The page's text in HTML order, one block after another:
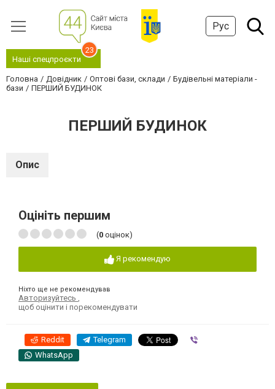
Рус
Наші спецпроєкти
23
Головна Довідник Оптові бази, склади
Будівельні матеріали -
бази
ПЕРШИЙ БУДИНОК
ПЕРШИЙ БУДИНОК
Опис
Оцініть першим
(0 оцінок)
Я рекомендую
Ніхто ще не рекомендував
Авторизуйтесь
щоб оцінити і порекомендувати
Reddit Telegram
WhatsApp